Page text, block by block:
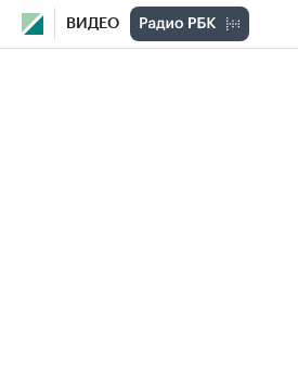
ВИДЕО